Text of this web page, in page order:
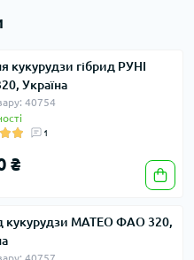
кукурудзи гібрид РУНІ
Україна
40754
1
₴
кукурудзи МАТЕО ФАО 320,